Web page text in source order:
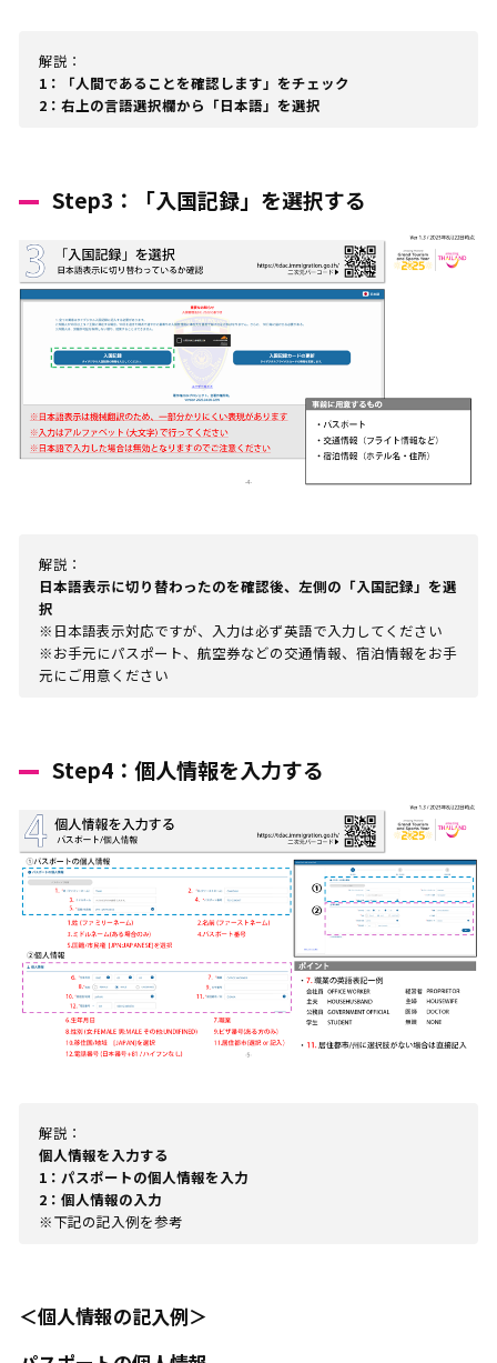
解説：
1：「人間であることを確認します」をチェック
2：右上の言語選択欄から「日本語」を選択
Step3：「入国記録」を選択する
解説：
日本語表示に切り替わったのを確認後、左側の「入国記録」を選
択
※日本語表示対応ですが、入力は必ず英語で入力してください
※お手元にパスポート、航空券などの交通情報、宿泊情報をお手
元にご用意ください
Step4：個人情報を入力する
解説：
個人情報を入力する
1：パスポートの個人情報を入力
2：個人情報の入力
※下記の記入例を参考
＜個人情報の記入例＞